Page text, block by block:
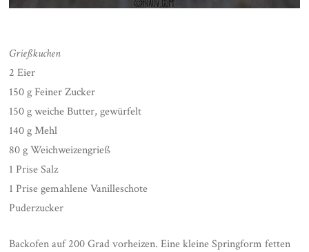
Grießkuchen
2 Eier
150 g Feiner Zucker
150 g weiche Butter, gewürfelt
140 g Mehl
80 g Weichweizengrieß
1 Prise Salz
1 Prise gemahlene Vanilleschote
Puderzucker
Backofen auf 200 Grad vorheizen. Eine kleine Springform fetten